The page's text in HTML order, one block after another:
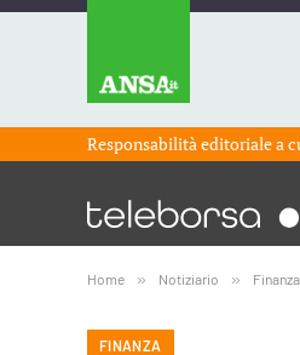
Responsabilità editoriale a
Home » Notiziario » Finanza
FINANZA